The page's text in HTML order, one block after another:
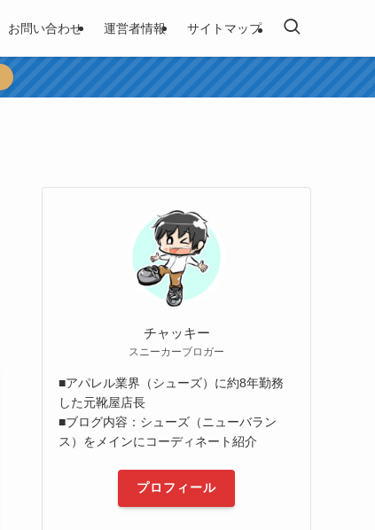
お問い合わせ 運営者情報 サイトマップ
チャッキー
スニーカーブロガー
■アパレル業界（シューズ）に約8年勤務
した元靴屋店長
■ブログ内容：シューズ（ニューバラン
ス）をメインにコーディネート紹介
プロフィール